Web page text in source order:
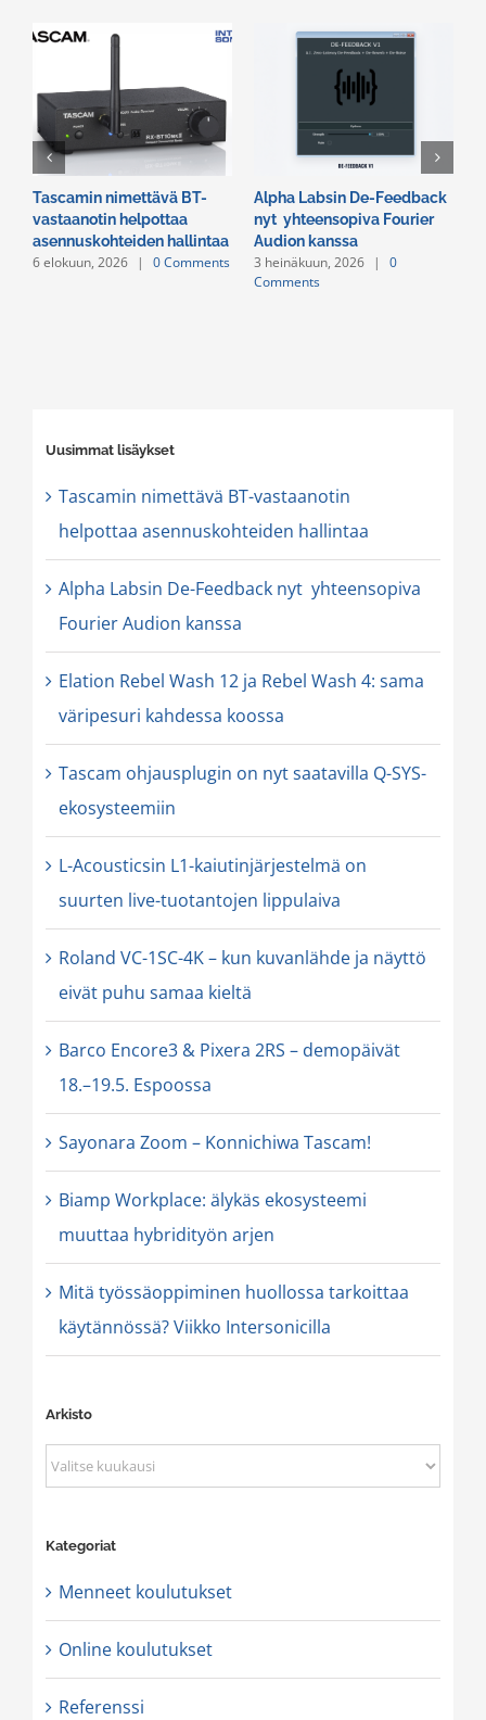
Tascamin nimettävä BT-
vastaanotin helpottaa
asennuskohteiden hallintaa
6 elokuun, 2026 | 0 Comments
Alpha Labsin De-Feedback
nyt yhteensopiva Fourier
Audion kanssa
3 heinäkuun, 2026 |
0
Comments
Uusimmat lisäykset
Tascamin nimettävä BT-vastaanotin
helpottaa asennuskohteiden hallintaa
Alpha Labsin De-Feedback nyt yhteensopiva
Fourier Audion kanssa
Elation Rebel Wash 12 ja Rebel Wash 4: sama
väripesuri kahdessa koossa
Tascam ohjausplugin on nyt saatavilla Q-SYS-
ekosysteemiin
L-Acousticsin L1-kaiutinjärjestelmä on
suurten live-tuotantojen lippulaiva
Roland VC-1SC-4K – kun kuvanlähde ja näyttö
eivät puhu samaa kieltä
Barco Encore3 & Pixera 2RS – demopäivät
18.–19.5. Espoossa
Sayonara Zoom – Konnichiwa Tascam!
Biamp Workplace: älykäs ekosysteemi
muuttaa hybridityön arjen
Mitä työssäoppiminen huollossa tarkoittaa
käytännössä? Viikko Intersonicilla
Arkisto
Arkisto
Kategoriat
Menneet koulutukset
Online koulutukset
Referenssi